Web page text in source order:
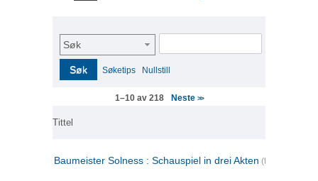
Søk
Søk Søketips Nullstill
1–10 av 218 Neste >>
Tittel
Baumeister Solness : Schauspiel in drei Akten (tysk)